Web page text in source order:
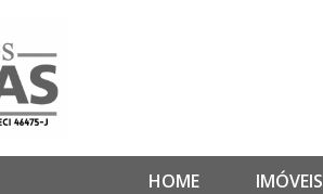
HOME IMÓVEIS